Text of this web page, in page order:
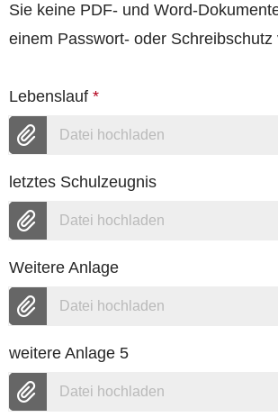
Sie keine PDF- und Word-
einem Passwort- oder Schreibschutz
Lebenslauf *
Datei hochladen
letztes Schulzeugnis
Datei hochladen
Weitere Anlage
Datei hochladen
weitere Anlage 5
Datei hochladen